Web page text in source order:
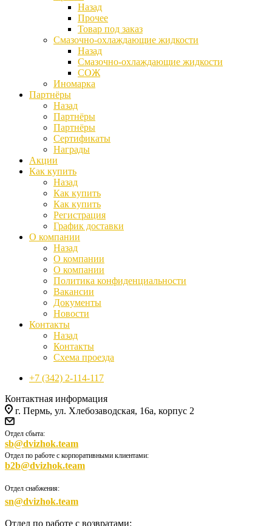
Назад
Прочее
Товар под заказ
Смазочно-охлаждающие жидкости
Назад
Смазочно-охлаждающие жидкости
СОЖ
Иномарка
Партнёры
Назад
Партнёры
Партнёры
Сертификаты
Награды
Акции
Как купить
Назад
Как купить
Как купить
Регистрация
График доставки
О компании
Назад
О компании
О компании
Политика конфиденциальности
Вакансии
Документы
Новости
Контакты
Назад
Контакты
Схема проезда
+7 (342) 2-114-117
Контактная информация
г. Пермь, ул. Хлебозаводская, 16а, корпус 2
Отдел сбыта:
sb@dvizhok.team
Отдел по работе с корпоративными клиентами:
b2b@dvizhok.team
Отдел снабжения:
sn@dvizhok.team
Отдел по работе с возвратами: